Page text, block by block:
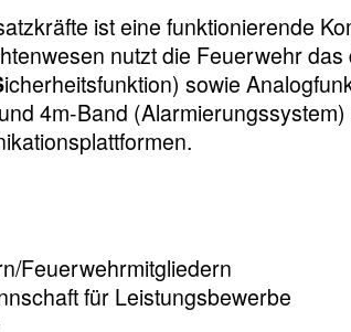
ist eine funktionierende
nutzt die Feuerwehr das
icherheitsfunktion) sowie
4m-Band
Feuerwehrmitgliedern
für Leistungsbewerbe